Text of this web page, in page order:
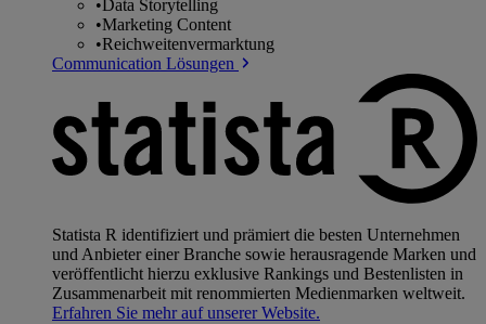
•Data Storytelling
•Marketing Content
•Reichweitenvermarktung
Communication Lösungen
Statista R identifiziert und prämiert die besten Unternehmen
und Anbieter einer Branche sowie herausragende Marken und
veröffentlicht hierzu exklusive Rankings und Bestenlisten in
Zusammenarbeit mit renommierten Medienmarken weltweit.
Erfahren Sie mehr auf unserer Website.